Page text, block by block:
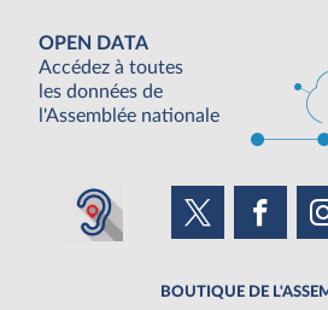
OPEN DATA
Accédez à toutes
les données de
l'Assemblée nationale
BOUTIQUE DE